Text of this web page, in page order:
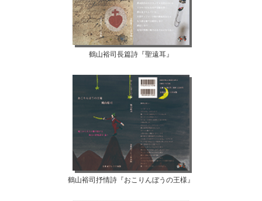
鶴山裕司長篇詩『聖遠耳』
鶴山裕司抒情詩『おこりんぼうの王様』